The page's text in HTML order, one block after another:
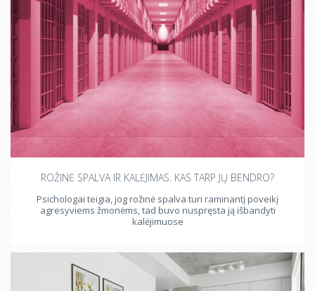
ROŽINĖ SPALVA IR KALĖJIMAS. KAS TARP JŲ BENDRO?
Psichologai teigia, jog rožinė spalva turi raminantį poveikį
agresyviems žmonėms, tad buvo nuspręsta ją išbandyti
kalėjimuose